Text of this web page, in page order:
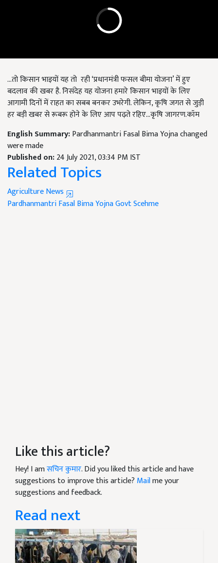
...तो किसान भाइयों यह तो रही ‘प्रधानमंत्री फसल बीमा योजना’ में हुए
बदलाव की खबर है. निसंदेह यह योजना हमारे किसान भाइयों के लिए
आगामी दिनों में राहत का सबब बनकर उभरेगी. लेकिन, कृषि जगत से जुड़ी
हर बड़ी खबर से रूबरू होने के लिए आप पढ़ते रहिए...कृषि जागरण.कॉम
English Summary:Pardhanmantri Fasal Bima Yojna changed
were made
Published on:24 July 2021, 03:34 PM IST
Related Topics
Agriculture News
Pardhanmantri Fasal Bima YojnaGovt Scehme
Like this article?
Hey! I amसचिन कुमार. Did you liked this article and have
suggestions to improve this article? Mailme your
suggestions and feedback.
Read next